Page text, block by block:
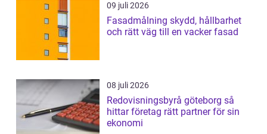
09 juli 2026
Fasadmålning skydd, hållbarhet
och rätt väg till en vacker fasad
08 juli 2026
Redovisningsbyrå göteborg så
hittar företag rätt partner för sin
ekonomi